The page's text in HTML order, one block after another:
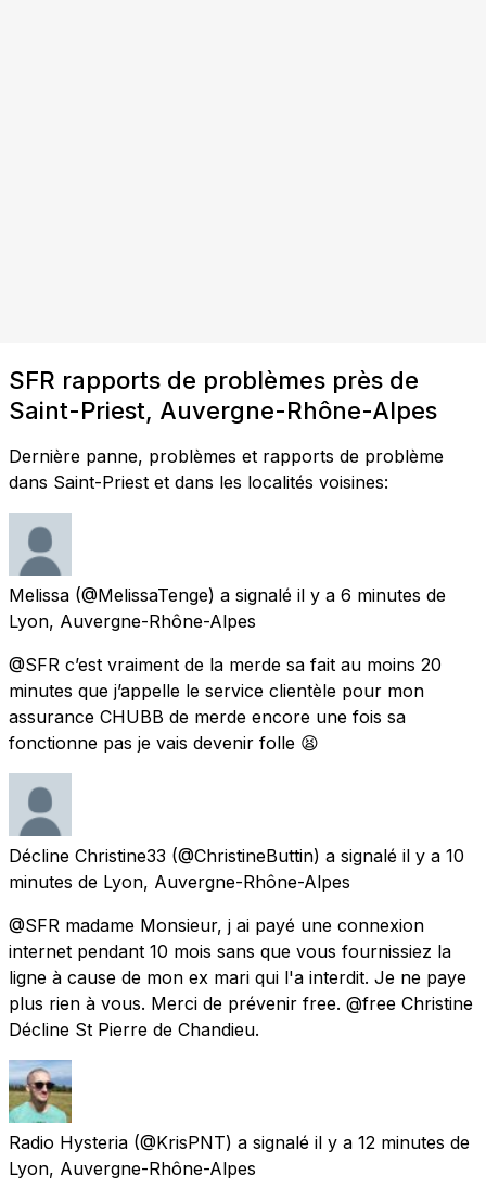
SFR rapports de problèmes près de
Saint-Priest, Auvergne-Rhône-Alpes
Dernière panne, problèmes et rapports de problème
dans Saint-Priest et dans les localités voisines:
Melissa (@MelissaTenge) a signalé il y a 6 minutes de
Lyon, Auvergne-Rhône-Alpes
@SFR c’est vraiment de la merde sa fait au moins 20
minutes que j’appelle le service clientèle pour mon
assurance CHUBB de merde encore une fois sa
fonctionne pas je vais devenir folle 😫
Décline Christine33 (@ChristineButtin) a signalé il y a 10
minutes de Lyon, Auvergne-Rhône-Alpes
@SFR madame Monsieur, j ai payé une connexion
internet pendant 10 mois sans que vous fournissiez la
ligne à cause de mon ex mari qui l'a interdit. Je ne paye
plus rien à vous. Merci de prévenir free. @free Christine
Décline St Pierre de Chandieu.
Radio Hysteria (@KrisPNT) a signalé il y a 12 minutes de
Lyon, Auvergne-Rhône-Alpes